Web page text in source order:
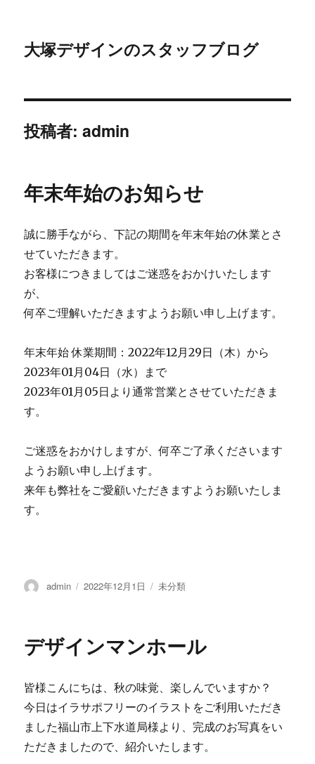
大塚デザインのスタッフブログ
投稿者:admin
年末年始のお知らせ
誠に勝手ながら、下記の期間を年末年始の休業とさ
せていただきます。
お客様につきましてはご迷惑をおかけいたします
が、
何卒ご理解いただきますようお願い申し上げます。
年末年始 休業期間：2022年12月29日（木）から
2023年01月04日（水）まで
2023年01月05日より通常営業とさせていただきま
す。
ご迷惑をおかけしますが、何卒ご了承くださいます
ようお願い申し上げます。
来年も弊社をご愛顧いただきますようお願いたしま
す。
投
admin
投
2022年12月1日
カ
ー
未分類
デザインマンホール
皆様こんにちは、秋の味覚、楽しんでいますか？
今日はイラサポフリーのイラストをご利用いただき
ました福山市上下水道局様より、完成のお写真をい
ただきましたので、紹介いたします。